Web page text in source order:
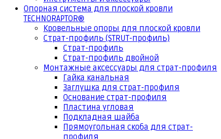
Опорная система для плоской кровли
TECHNORAPTOR®
Кровельные опоры для плоской кровли
Страт-профиль (STRUT-профиль)
Страт-профиль
Страт-профиль двойной
Монтажные аксессуары для страт-профиля
Гайка канальная
Заглушка для страт-профиля
Основание страт-профиля
Пластина угловая
Подкладная шайба
Прямоугольная скоба для страт-
профиля